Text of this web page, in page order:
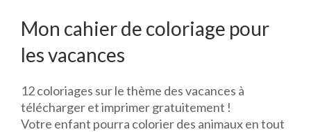
Mon cahier de coloriage pour
les vacances
12 coloriages sur le thème des vacances à
télécharger et imprimer gratuitement !
Votre enfant pourra colorier des animaux en tout